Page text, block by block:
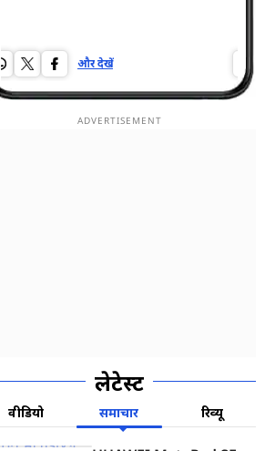
और देखें
लेटेस्ट
वीडियो समाचार रिव्यू